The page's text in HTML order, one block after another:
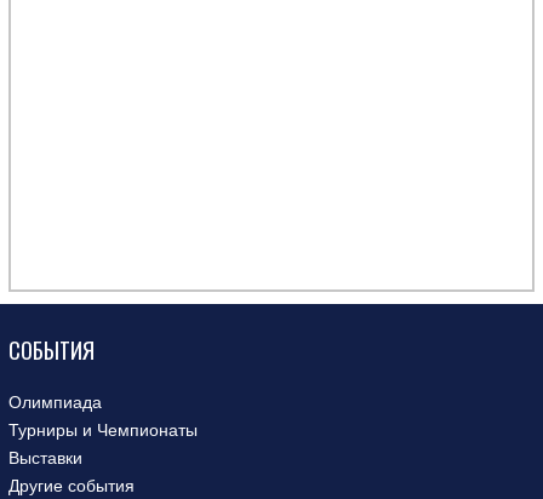
СОБЫТИЯ
Олимпиада
Турниры и Чемпионаты
Выставки
Другие события